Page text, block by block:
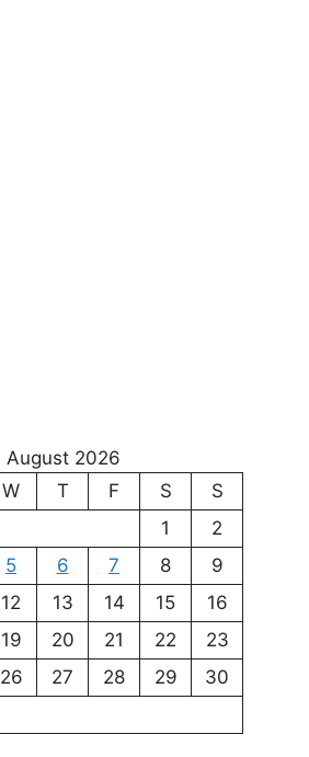
August 2026
W T F S
S
1
2
5 6 7 8
9
12 13 14 15
16
19 20 21 22
23
26 27 28 29
30